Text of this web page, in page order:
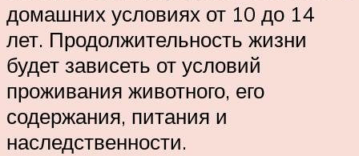
домашних условиях от 10 до 14
лет. Продолжительность жизни
будет зависеть от условий
проживания животного, его
содержания, питания и
наследственности.